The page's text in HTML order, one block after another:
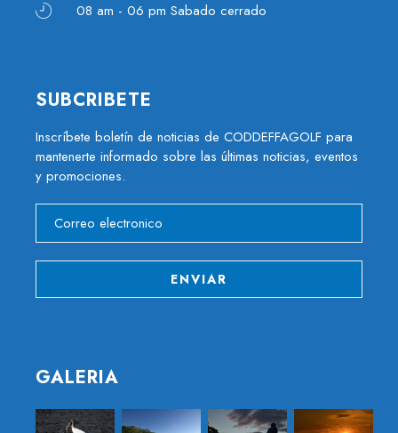
08 am - 06 pm Sabado cerrado
SUBCRIBETE
Inscríbete boletín de noticias de CODDEFFAGOLF para
mantenerte informado sobre las últimas noticias, eventos
y promociones.
GALERIA